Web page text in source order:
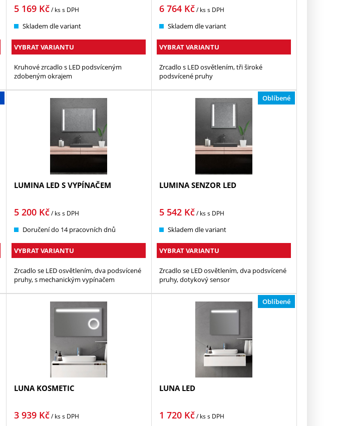
5 169Kč/ kss DPH
Skladem dle variant
VYBRAT VARIANTU
Kruhové zrcadlo s LED podsvíceným
zdobeným okrajem
6 764 Kč/ kss DPH
Skladem dle variant
VYBRAT VARIANTU
Zrcadlo s LED osvětlením, tři široké
podsvícené pruhy
LUMINA LED S VYPÍNAČEM
5 200Kč/ kss DPH
Doručení do 14 pracovních dnů
VYBRAT VARIANTU
Zrcadlo se LED osvětlením, dva podsvícené
pruhy, s mechanickým vypínačem
Oblíbené
LUMINA SENZOR LED
5 542 Kč/ kss DPH
Skladem dle variant
VYBRAT VARIANTU
Zrcadlo se LED osvětlením, dva podsvícené
pruhy, dotykový sensor
LUNA KOSMETIC
3 939Kč/ kss DPH
Oblíbené
LUNA LED
1 720 Kč/ kss DPH